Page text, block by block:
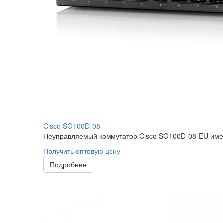
Cisco SG100D-08
Неуправляемый коммутатор Cisco SG100D-08-EU
Получить оптовую цену
Подробнее